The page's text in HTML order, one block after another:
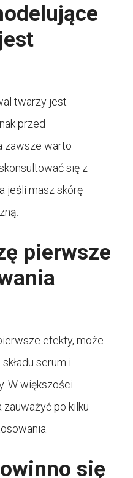
twarzy jest
przed
zawsze warto
się z
jeśli masz skórę
pierwsze
efekty, może
serum i
W większości
po kilku
się